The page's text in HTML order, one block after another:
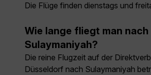
Die Flüge finden dienstags und
Wie lange fliegt man nach
Sulaymaniyah?
Die reine Flugzeit auf der
Düsseldorf nach Sulaymaniyah